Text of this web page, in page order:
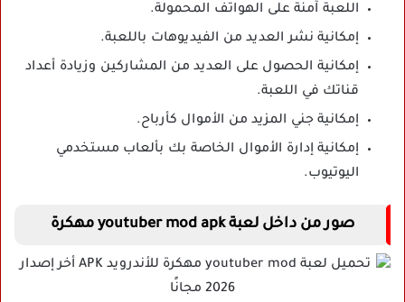
اللعبة آمنة على الهواتف المحمولة.
إمكانية نشر العديد من الفيديوهات باللعبة.
إمكانية الحصول على العديد من المشاركين وزيادة أعداد
قناتك في اللعبة.
إمكانية جني المزيد من الأموال كأرباح.
إمكانية إدارة الأموال الخاصة بك بألعاب مستخدمي
اليوتيوب.
صور من داخل لعبة youtuber mod apk مهكرة